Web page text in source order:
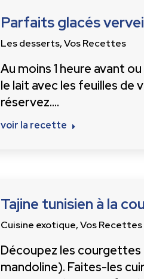
Parfaits glacés
Les desserts,Vos Recettes
Au moins 1 heure avant
le lait avec les feuilles de
réservez.…
voir la recette
Tajine tunisien à la
Cuisine exotique,Vos Recettes
Découpez les courgettes
mandoline). Faites-les